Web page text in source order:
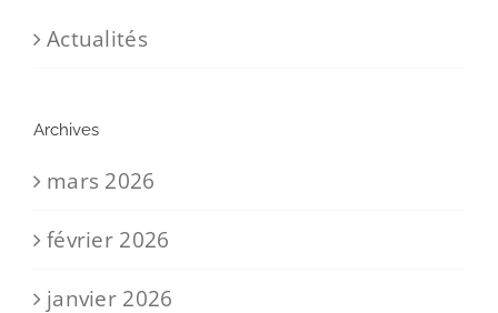
Actualités
Archives
mars 2026
février 2026
janvier 2026